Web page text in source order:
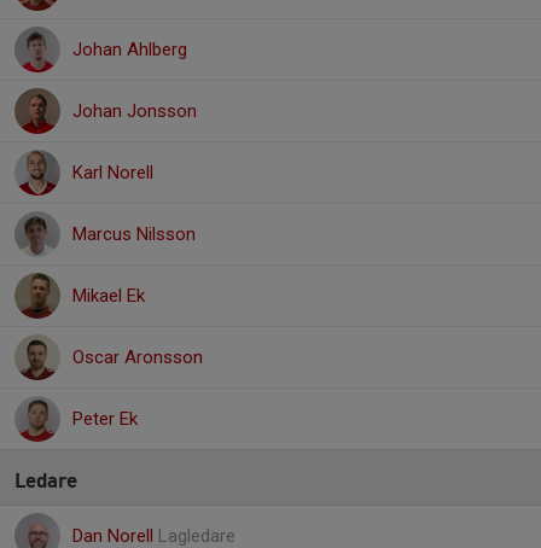
Johan Ahlberg
Johan Jonsson
Karl Norell
Marcus Nilsson
Mikael Ek
Oscar Aronsson
Peter Ek
Ledare
Dan Norell Lagledare